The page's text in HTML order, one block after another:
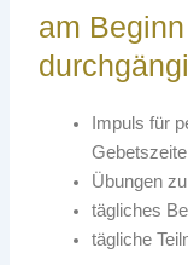
am
Impuls für
Übungen
tägliches
tägliche